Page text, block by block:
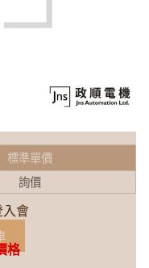
會
格
標準單價
詢價